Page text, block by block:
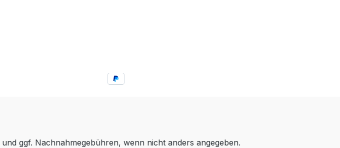
und ggf. Nachnahmegebühren, wenn nicht anders angegeben.